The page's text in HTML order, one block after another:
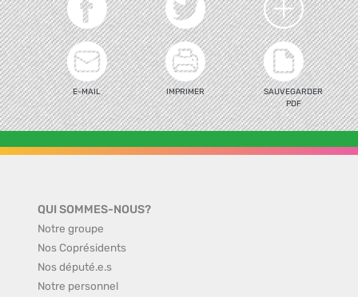
E-MAIL IMPRIMER
SAUVEGARDER
PDF
QUI SOMMES-NOUS?
Notre groupe
Nos Coprésidents
Nos député.e.s
Notre personnel